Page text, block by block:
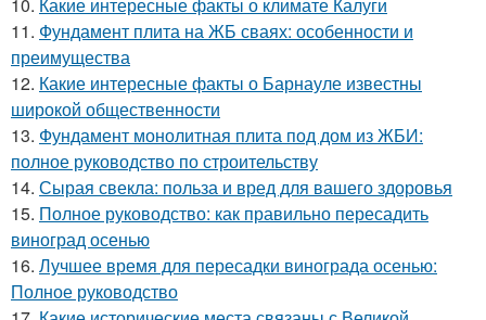
11. Фундамент плита на ЖБ сваях: особенности и
преимущества
12. Какие интересные факты о Барнауле известны
широкой общественности
13. Фундамент монолитная плита под дом из ЖБИ:
полное руководство по строительству
14. Сырая свекла: польза и вред для вашего здоровья
15. Полное руководство: как правильно пересадить
виноград осенью
16. Лучшее время для пересадки винограда осенью:
Полное руководство